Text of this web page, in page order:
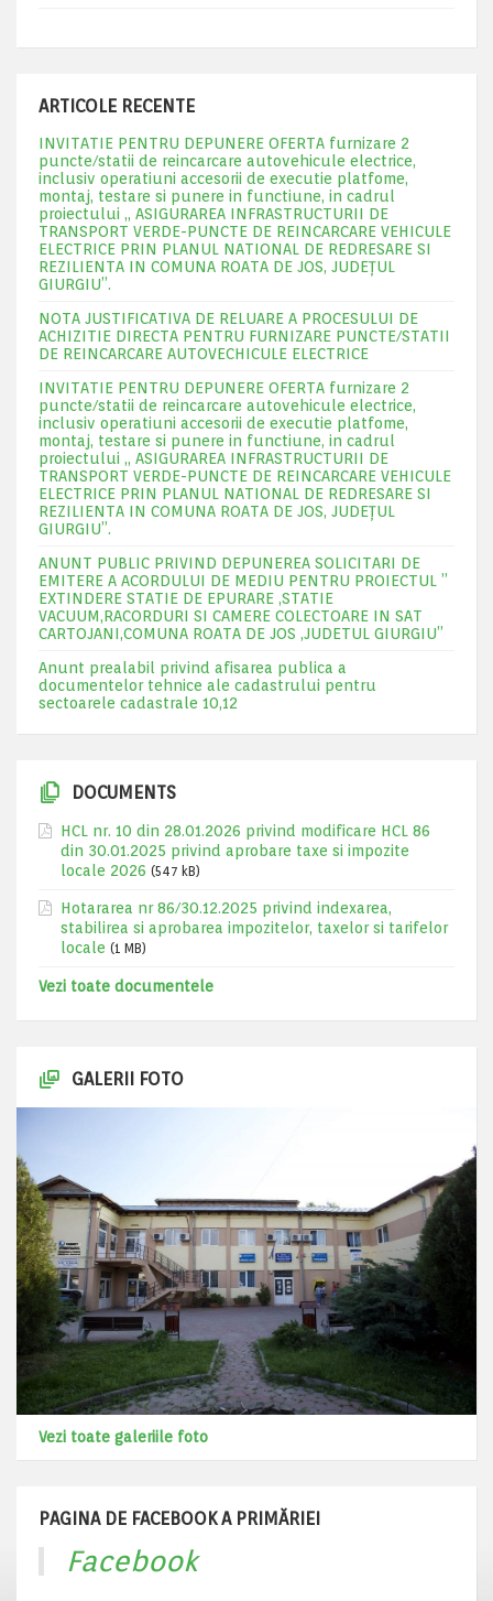
ARTICOLE RECENTE
INVITATIE PENTRU DEPUNERE OFERTA furnizare 2
puncte/statii de reincarcare autovehicule electrice,
inclusiv operatiuni accesorii de executie platfome,
montaj, testare si punere in functiune, in cadrul
proiectului „ ASIGURAREA INFRASTRUCTURII DE
TRANSPORT VERDE-PUNCTE DE REINCARCARE VEHICULE
ELECTRICE PRIN PLANUL NATIONAL DE REDRESARE SI
REZILIENTA IN COMUNA ROATA DE JOS, JUDEŢUL
GIURGIU”.
NOTA JUSTIFICATIVA DE RELUARE A PROCESULUI DE
ACHIZITIE DIRECTA PENTRU FURNIZARE PUNCTE/STATII
DE REINCARCARE AUTOVECHICULE ELECTRICE
INVITATIE PENTRU DEPUNERE OFERTA furnizare 2
puncte/statii de reincarcare autovehicule electrice,
inclusiv operatiuni accesorii de executie platfome,
montaj, testare si punere in functiune, in cadrul
proiectului „ ASIGURAREA INFRASTRUCTURII DE
TRANSPORT VERDE-PUNCTE DE REINCARCARE VEHICULE
ELECTRICE PRIN PLANUL NATIONAL DE REDRESARE SI
REZILIENTA IN COMUNA ROATA DE JOS, JUDEŢUL
GIURGIU”.
ANUNT PUBLIC PRIVIND DEPUNEREA SOLICITARI DE
EMITERE A ACORDULUI DE MEDIU PENTRU PROIECTUL ”
EXTINDERE STATIE DE EPURARE ,STATIE
VACUUM,RACORDURI SI CAMERE COLECTOARE IN SAT
CARTOJANI,COMUNA ROATA DE JOS ,JUDETUL GIURGIU”
Anunt prealabil privind afisarea publica a
documentelor tehnice ale cadastrului pentru
sectoarele cadastrale 10,12
DOCUMENTS
HCL nr. 10 din 28.01.2026 privind modificare HCL 86
din 30.01.2025 privind aprobare taxe si impozite
locale 2026 (547 kB)
Hotararea nr 86/30.12.2025 privind indexarea,
stabilirea si aprobarea impozitelor, taxelor si tarifelor
locale (1 MB)
Vezi toate documentele
GALERII FOTO
Vezi toate galeriile foto
PAGINA DE FACEBOOK A PRIMĂRIEI
Facebook